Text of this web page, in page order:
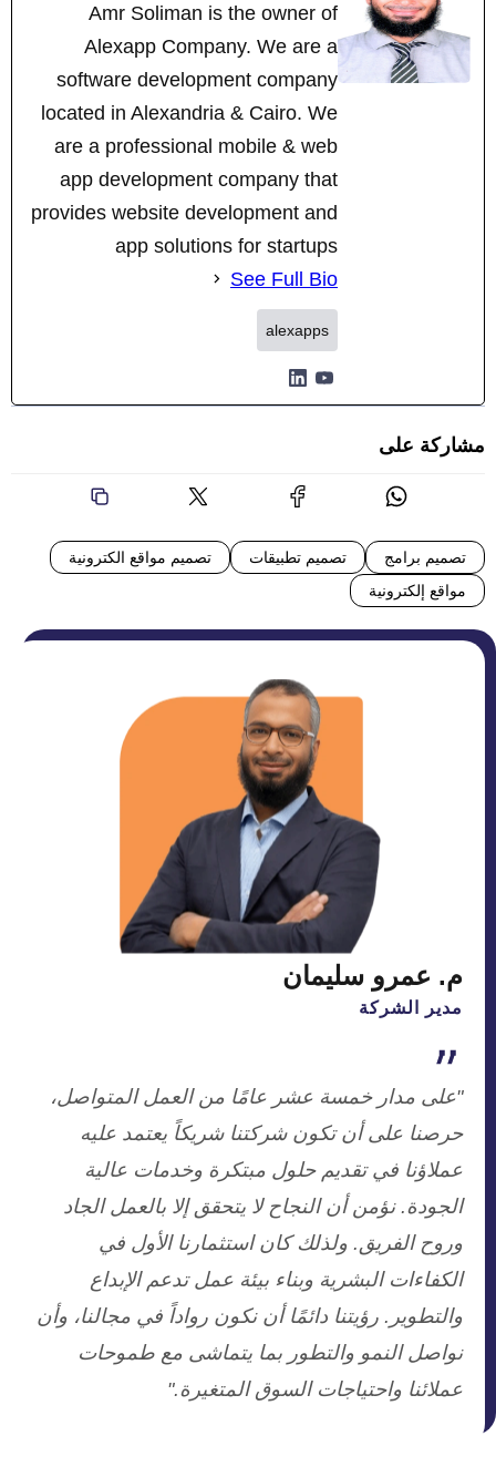
Amr Soliman is the owner of
Alexapp Company. We are a
software development company
located in Alexandria & Cairo. We
are a professional mobile & web
app development company that
provides website development and
app solutions for startups
See Full Bio
alexapps
مشاركة على
تصميم برامج تصميم تطبيقات
تصميم مواقع الكترونية
مواقع إلكترونية
م. عمرو سليمان
مدير الشركة
"على مدار خمسة عشر عامًا من العمل المتواصل،
حرصنا على أن تكون شركتنا شريكاً يعتمد عليه
عملاؤنا في تقديم حلول مبتكرة وخدمات عالية
الجودة. نؤمن أن النجاح لا يتحقق إلا بالعمل الجاد
وروح الفريق. ولذلك كان استثمارنا الأول في
الكفاءات البشرية وبناء بيئة عمل تدعم الإبداع
والتطوير. رؤيتنا دائمًا أن نكون رواداً في مجالنا، وأن
نواصل النمو والتطور بما يتماشى مع طموحات
عملائنا واحتياجات السوق المتغيرة."